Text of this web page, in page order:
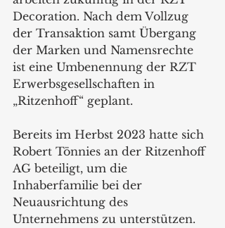
Decoration. Nach dem Vollzug
der Transaktion samt Übergang
der Marken und Namensrechte
ist eine Umbenennung der RZT
Erwerbsgesellschaften in
„Ritzenhoff“ geplant.
Bereits im Herbst 2023 hatte sich
Robert Tönnies an der Ritzenhoff
AG beteiligt, um die
Inhaberfamilie bei der
Neuausrichtung des
Unternehmens zu unterstützen.